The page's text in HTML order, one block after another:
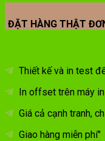
ĐẶT HÀNG THẬT
Thiết kế và in test
In offset trên máy in
Giá cả cạnh tranh,
Giao hàng miễn phí"